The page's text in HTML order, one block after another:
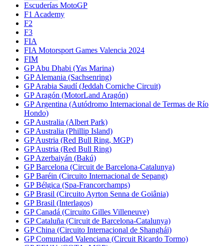
Escuderías MotoGP
F1 Academy
F2
F3
FIA
FIA Motorsport Games Valencia 2024
FIM
GP Abu Dhabi (Yas Marina)
GP Alemania (Sachsenring)
GP Arabia Saudí (Jeddah Corniche Circuit)
GP Aragón (MotorLand Aragón)
GP Argentina (Autódromo Internacional de Termas de Río
Hondo)
GP Australia (Albert Park)
GP Australia (Phillip Island)
GP Austria (Red Bull Ring, MGP)
GP Austria (Red Bull Ring)
GP Azerbaiyán (Bakú)
GP Barcelona (Circuit de Barcelona-Catalunya)
GP Baréin (Circuito Internacional de Sepang)
GP Bélgica (Spa-Francorchamps)
GP Brasil (Circuito Ayrton Senna de Goiânia)
GP Brasil (Interlagos)
GP Canadá (Circuito Gilles Villeneuve)
GP Cataluña (Circuit de Barcelona-Catalunya)
GP China (Circuito Internacional de Shanghái)
GP Comunidad Valenciana (Circuit Ricardo Tormo)